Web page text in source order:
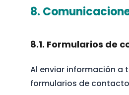
8.
8.1. Formularios de
Al enviar información a
formularios de